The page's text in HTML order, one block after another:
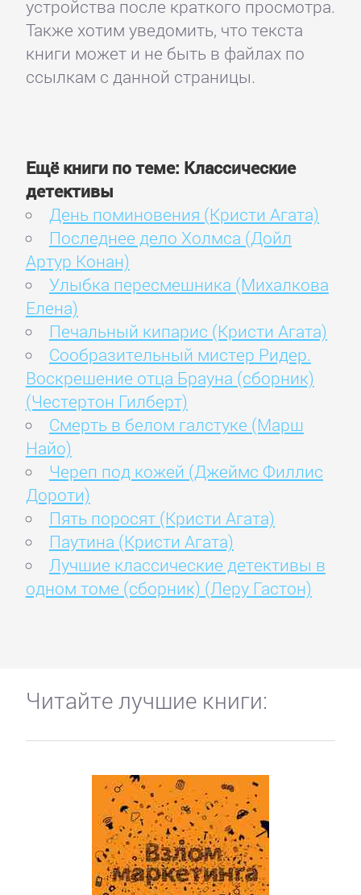
устройства после краткого просмотра.
Также хотим уведомить, что текста
книги может и не быть в файлах по
ссылкам с данной страницы.
Ещё книги по теме: Классические
детективы
День поминовения (Кристи Агата)
Последнее дело Холмса (Дойл
Артур Конан)
Улыбка пересмешника (Михалкова
Елена)
Печальный кипарис (Кристи Агата)
Сообразительный мистер Ридер.
Воскрешение отца Брауна (сборник)
(Честертон Гилберт)
Смерть в белом галстуке (Марш
Найо)
Череп под кожей (Джеймс Филлис
Дороти)
Пять поросят (Кристи Агата)
Паутина (Кристи Агата)
Лучшие классические детективы в
одном томе (сборник) (Леру Гастон)
Читайте лучшие книги: